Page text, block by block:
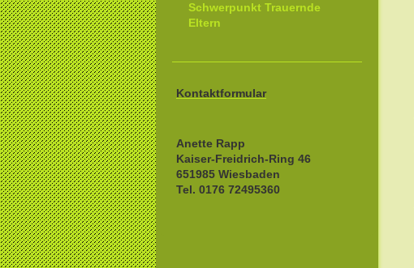
Schwerpunkt Trauernde
Eltern
Kontaktformular
Anette Rapp
Kaiser-Freidrich-Ring 46
651985 Wiesbaden
Tel. 0176 72495360